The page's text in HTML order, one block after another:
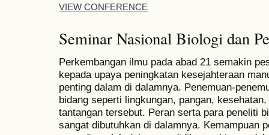
VIEW CONFERENCE
Seminar Nasional Biologi dan
Perkembangan ilmu pada abad 21 semakin
kepada upaya peningkatan kesejahteraan
penting dalam di dalamnya. Penemuan-
bidang seperti lingkungan, pangan,
tantangan tersebut. Peran serta para peneliti
sangat dibutuhkan di dalamnya. Kemampuan